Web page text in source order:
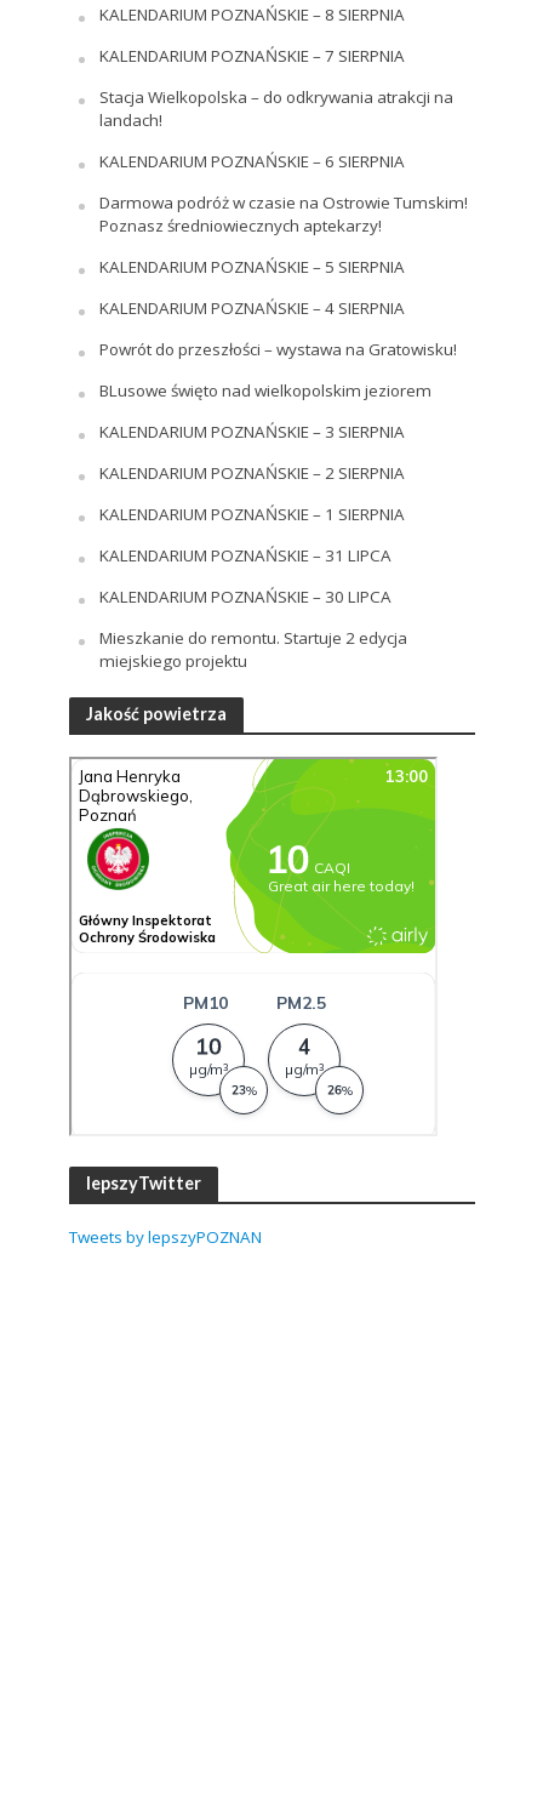
KALENDARIUM POZNAŃSKIE – 8 SIERPNIA
KALENDARIUM POZNAŃSKIE – 7 SIERPNIA
Stacja Wielkopolska – do odkrywania atrakcji na
landach!
KALENDARIUM POZNAŃSKIE – 6 SIERPNIA
Darmowa podróż w czasie na Ostrowie Tumskim!
Poznasz średniowiecznych aptekarzy!
KALENDARIUM POZNAŃSKIE – 5 SIERPNIA
KALENDARIUM POZNAŃSKIE – 4 SIERPNIA
Powrót do przeszłości – wystawa na Gratowisku!
BLusowe święto nad wielkopolskim jeziorem
KALENDARIUM POZNAŃSKIE – 3 SIERPNIA
KALENDARIUM POZNAŃSKIE – 2 SIERPNIA
KALENDARIUM POZNAŃSKIE – 1 SIERPNIA
KALENDARIUM POZNAŃSKIE – 31 LIPCA
KALENDARIUM POZNAŃSKIE – 30 LIPCA
Mieszkanie do remontu. Startuje 2 edycja
miejskiego projektu
Jakość powietrza
lepszyTwitter
Tweets by lepszyPOZNAN